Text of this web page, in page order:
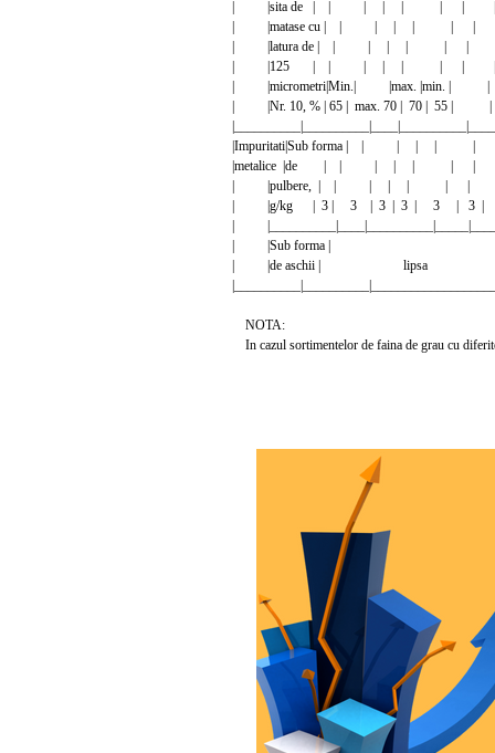
| |sita de | | | | | | | |
| |matase cu | | | | | | |
| |latura de | | | | | | |
| |125 | | | | | | | |
| |micrometri|Min.| |max.
| |Nr. 10, % | 65 | max. 70 | 70 |
|Impuritati|Sub forma | | | |
|metalice |de | | | | | | |
| |pulbere, | | | | | | |
| |g/kg | 3 | 3 | 3 | 3 | 3 | 3 |
|
| |Sub forma
| |de aschii |
NOTA:
In cazul sortimentelor de faina de grau cu